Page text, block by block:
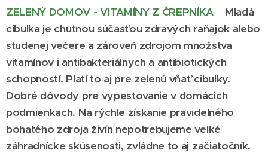
ZELENÝ DOMOV - VITAMÍNY Z ČREPNÍKA
Mladá
cibuľka je chutnou súčasťou zdravých raňajok alebo
studenej večere a zároveň zdrojom množstva
vitamínov i antibakteriálnych a antibiotických
schopností. Platí to aj pre zelenú vňať cibuľky.
Dobré dôvody pre vypestovanie v domácich
podmienkach. Na rýchle získanie pravidelného
bohatého zdroja živín nepotrebujeme veľké
záhradnícke skúsenosti, zvládne to aj začiatočník.